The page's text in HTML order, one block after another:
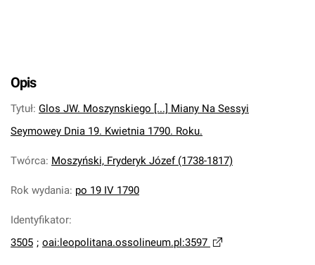
Opis
Tytuł: Glos JW. Moszynskiego [...] Miany Na Sessyi
Seymowey Dnia 19. Kwietnia 1790. Roku.
Twórca: Moszyński, Fryderyk Józef (1738-1817)
Rok wydania: po 19 IV 1790
Identyfikator:
3505 ; oai:leopolitana.ossolineum.pl:3597